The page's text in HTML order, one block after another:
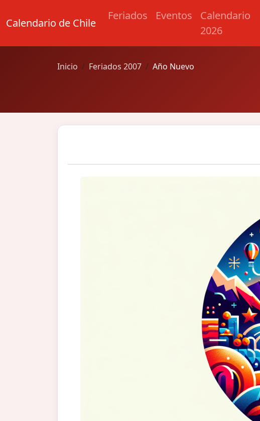
Calendario de Chile
Feriados Eventos
Calendario
2026
Inicio Feriados 2007 Año Nuevo